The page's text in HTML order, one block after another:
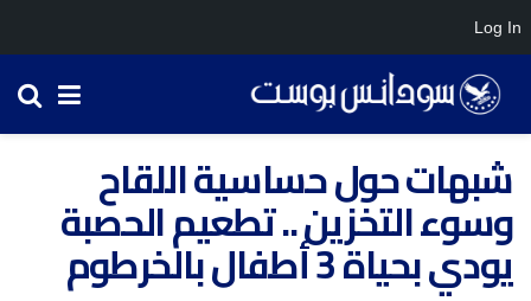
شبهات حول حساسية اللقاح
وسوء التخزين .. تطعيم الحصبة
يودي بحياة 3 أطفال بالخرطوم
Log In